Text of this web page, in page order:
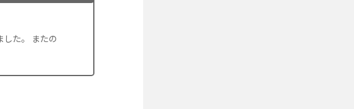
した。 またの